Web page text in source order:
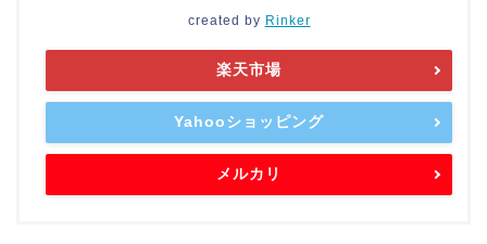
created by Rinker
楽天市場
Yahooショッピング
メルカリ